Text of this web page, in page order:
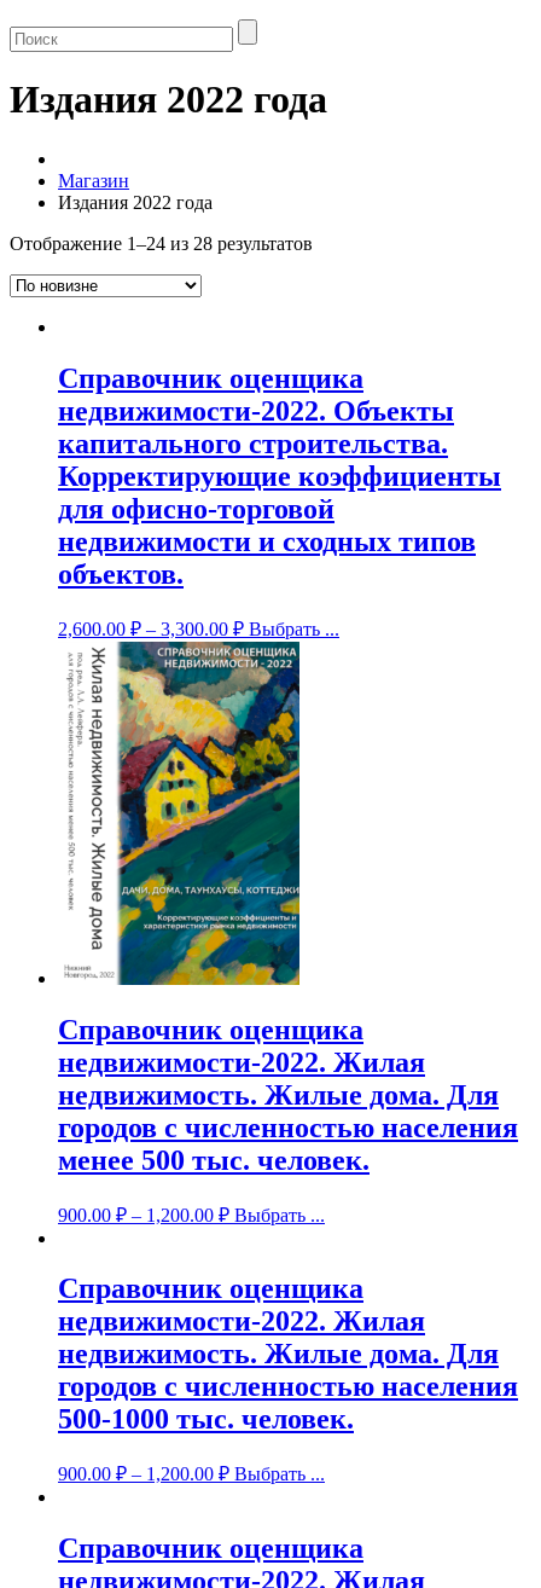
Издания 2022 года
Магазин
Издания 2022 года
Отображение 1–24 из 28 результатов
Справочник оценщика
недвижимости-2022. Объекты
капитального строительства.
Корректирующие коэффициенты
для офисно-торговой
недвижимости и сходных типов
объектов.
2,600.00 ₽ – 3,300.00 ₽ Выбрать ...
Справочник оценщика
недвижимости-2022. Жилая
недвижимость. Жилые дома. Для
городов с численностью населения
менее 500 тыс. человек.
900.00 ₽ – 1,200.00 ₽ Выбрать ...
Справочник оценщика
недвижимости-2022. Жилая
недвижимость. Жилые дома. Для
городов с численностью населения
500-1000 тыс. человек.
900.00 ₽ – 1,200.00 ₽ Выбрать ...
Справочник оценщика
недвижимости-2022. Жилая